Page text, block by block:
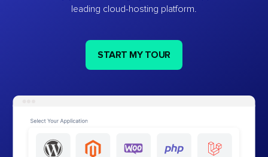
leading cloud-hosting platform.
START MY TOUR